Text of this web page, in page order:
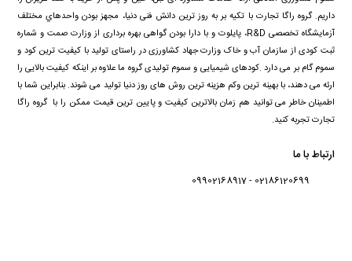
داریم. گروه راگا تجارت با تكيه بر به روز ترین دانش فنی دنيا، مجهز بودن واحدهاي مختلف
آزمايشگاه تخصصی R&D، پايلوت و با دارا بودن گواهی بهره برداری از وزارت صمت و شماره
ثبت کودی از سازمان آب و خاک وزارت جهاد کشاورزی در راستای تولید با کیفیت ترین کود و
سموم گام بر می دارد .کودهای شیمیایی و سموم تولیدی گروه ما علاوه بر اینکه کیفیت بالایی را
ارئه می دهند، با بهینه ترین وکم هزینه ترین روش های روز دنیا تولید می شوند. بنابراین شما با
اطمینان خاطر می توانید هم زمان بالاترین کیفیت و پایین ترین قیمت ممکن را با گروه راگا
تجارت تجربه کنید.
ارتباط با ما
02186120699 - 09902168917